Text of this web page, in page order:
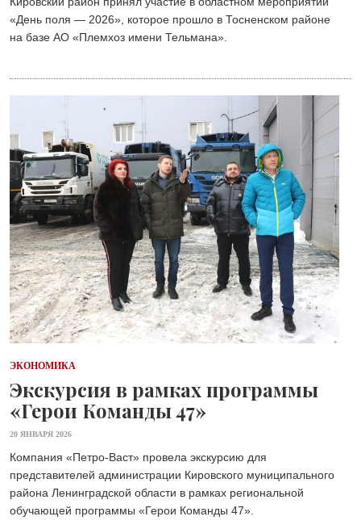
«День поля — 2026», которое прошло в Тосненском районе
на базе АО «Племхоз имени Тельмана». ⁣⁣⠀⁣⁣⠀
ЭКОНОМИКА
Экскурсия в рамках программы
«Герои Команды 47»
20 ЯНВАРЯ 2026
Компания «Петро-Васт» провела экскурсию для
представителей администрации Кировского муниципального
района Ленинградской области в рамках региональной
обучающей программы «Герои Команды 47».